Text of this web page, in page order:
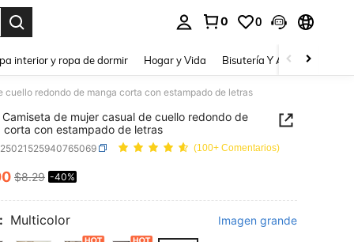
0 0
interior y ropa de dormir Hogar y Vida Bisutería Y Accesorios
cuello redondo de manga corta con estampado de letras
Camiseta de mujer casual de cuello redondo de
corta con estampado de letras
(100+ Comentarios)
AND AVAILABILITY
$8.29 -40%
Multicolor Imagen grande